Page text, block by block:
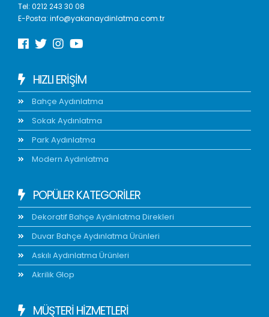
Tel:0212 243 30 08
E-Posta:info@yakanaydinlatma.com.tr
HIZLI ERIŞIM
Bahçe Aydınlatma
Sokak Aydınlatma
Park Aydınlatma
Modern Aydınlatma
POPÜLER KATEGORİLER
Dekoratif Bahçe Aydınlatma Direkleri
Duvar Bahçe Aydınlatma Ürünleri
Askılı Aydınlatma Ürünleri
Akrilik Glop
MÜŞTERİ HİZMETLERİ